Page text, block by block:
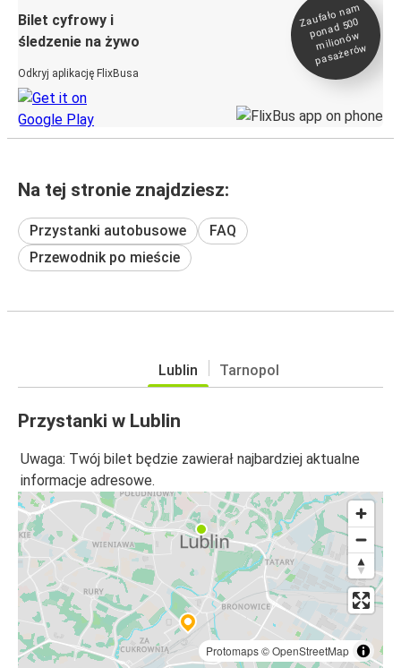
Bilet cyfrowy i
śledzenie na żywo
Odkryj aplikację FlixBusa
Zaufało na
m
ponad 500
milionó
w
pasażeró
w
Na tej stronie znajdziesz:
Przystanki autobusowe
FAQ
Przewodnik po mieście
Lublin Tarnopol
Przystanki w Lublin
Uwaga: Twój bilet będzie zawierał najbardziej aktualne
informacje adresowe.
Protomaps©OpenStreetMap